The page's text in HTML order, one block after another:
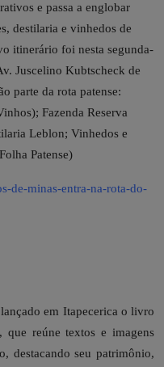
e passa a englobar
destilaria e vinhedos de
itinerário foi nesta segunda-
Juscelino Kubtscheck de
parte da rota patense:
⁠Fazenda Reserva
Leblon; ⁠Vinhedos e
Patense)
de-minas-entra-na-rota-do-
em Itapecerica o livro
que reúne textos e imagens
destacando seu patrimônio,